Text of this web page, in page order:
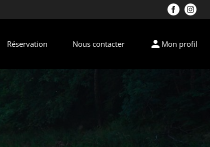
Réservation Nous contacter person Mon profil